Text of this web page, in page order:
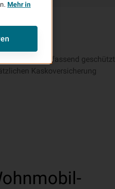
Sie umfassend geschützt
Kaskoversicherung
Mehr in